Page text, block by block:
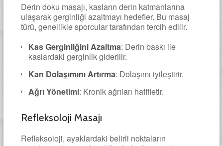
Derin doku masajı, kasların derin katmanlarına
ulaşarak gerginliği azaltmayı hedefler. Bu masaj
türü, genellikle sporcular tarafından tercih edilir.
Kas Gerginliğini Azaltma: Derin baskı ile
kaslardaki gerginlik giderilir.
Kan Dolaşımını Artırma: Dolaşımı iyileştirir.
Ağrı Yönetimi: Kronik ağrıları hafifletir.
Refleksoloji Masajı
Refleksoloji, ayaklardaki belirli noktaların